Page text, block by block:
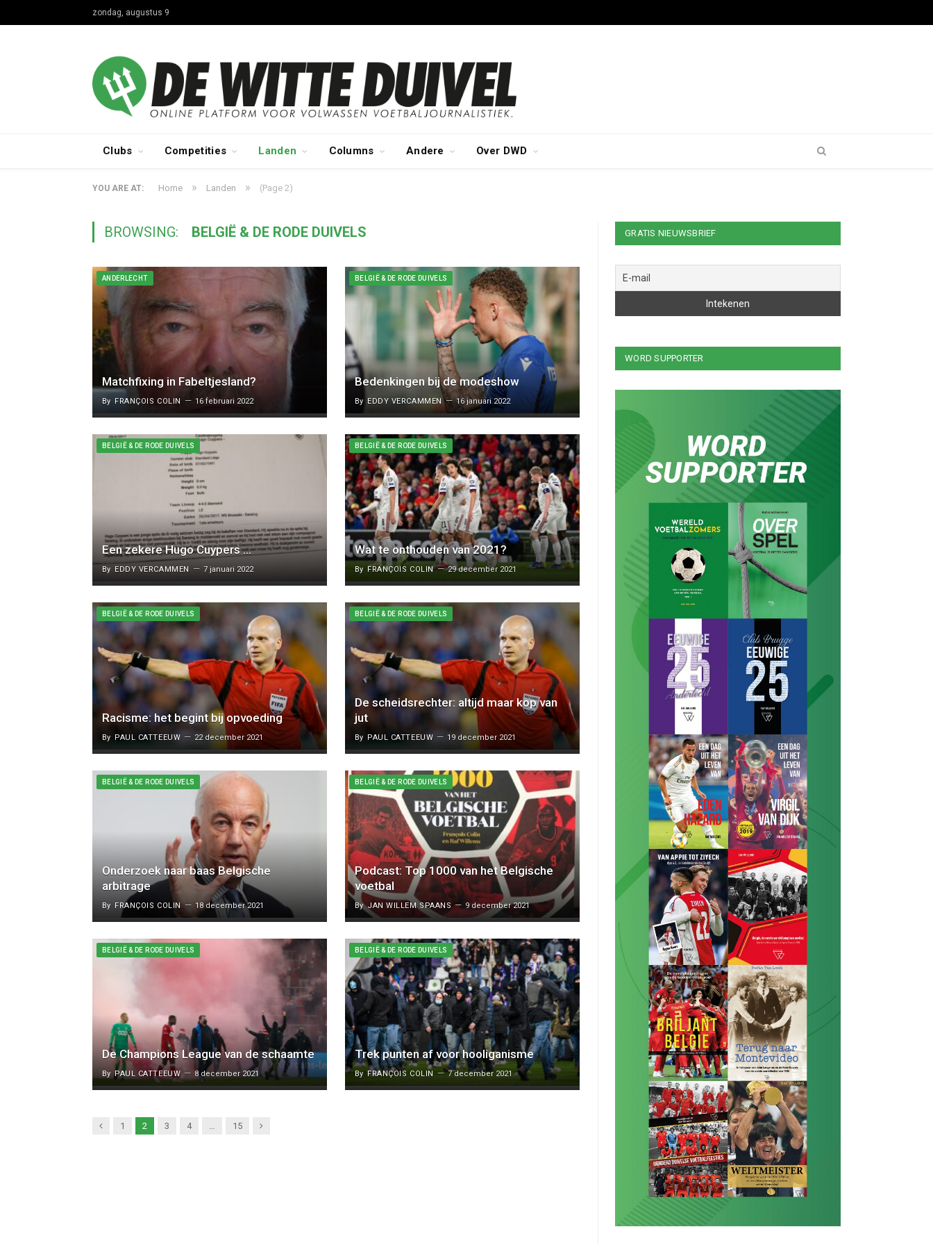
zondag, augustus 9
Clubs Competities Landen Columns Andere Over DWD
YOU ARE AT: Home » Landen » (Page 2)
BROWSING: BELGIË & DE RODE DUIVELS
ANDERLECHT
Matchfixing in Fabeltjesland?
By FRANÇOIS COLIN 16 februari 2022
BELGIË & DE RODE DUIVELS
Bedenkingen bij de modeshow
By EDDY VERCAMMEN 16 januari 2022
BELGIË & DE RODE DUIVELS
Een zekere Hugo Cuypers …
By EDDY VERCAMMEN 7 januari 2022
BELGIË & DE RODE DUIVELS
Wat te onthouden van 2021?
By FRANÇOIS COLIN 29 december 2021
BELGIË & DE RODE DUIVELS
Racisme: het begint bij opvoeding
By PAUL CATTEEUW 22 december 2021
BELGIË & DE RODE DUIVELS
De scheidsrechter: altijd maar kop van
jut
By PAUL CATTEEUW 19 december 2021
BELGIË & DE RODE DUIVELS
Onderzoek naar baas Belgische
arbitrage
By FRANÇOIS COLIN 18 december 2021
BELGIË & DE RODE DUIVELS
Podcast: Top 1000 van het Belgische
voetbal
By JAN WILLEM SPAANS 9 december 2021
BELGIË & DE RODE DUIVELS
De Champions League van de schaamte
By PAUL CATTEEUW 8 december 2021
BELGIË & DE RODE DUIVELS
Trek punten af voor hooliganisme
By FRANÇOIS COLIN 7 december 2021
Previous
1 2 3 4 15 Next
GRATIS NIEUWSBRIEF
WORD SUPPORTER